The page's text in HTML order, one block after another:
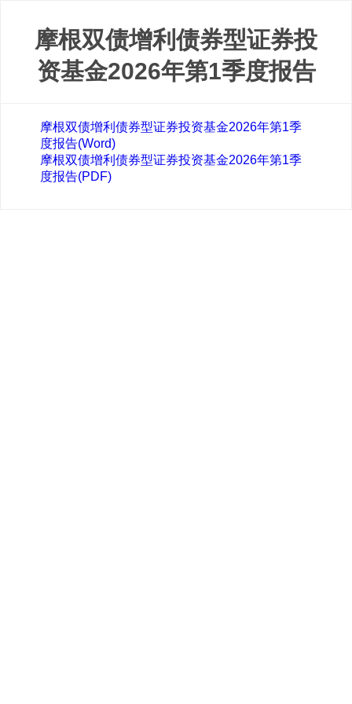
摩根双债增利债券型证券投
资基金2026年第1季度报告
摩根双债增利债券型证券投资基金2026年第1季
度报告(Word)
摩根双债增利债券型证券投资基金2026年第1季
度报告(PDF)